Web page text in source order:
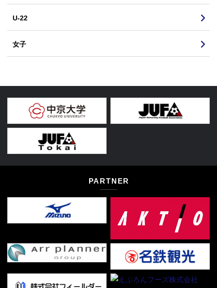
U-22
女子
PARTNER